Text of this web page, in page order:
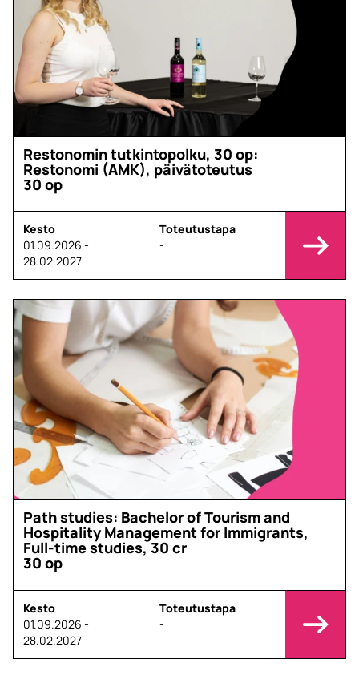
Restonomin tutkintopolku, 30 op:
Restonomi (AMK), päivätoteutus
30 op
Kesto
01.09.2026 -
28.02.2027
Toteutustapa
-
Path studies: Bachelor of Tourism and
Hospitality Management for Immigrants,
Full-time studies, 30 cr
30 op
Kesto
01.09.2026 -
28.02.2027
Toteutustapa
-